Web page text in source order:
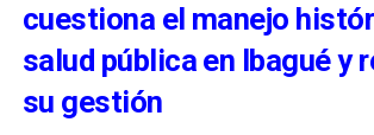
cuestiona el manejo
salud pública en Ibagué y
su gestión